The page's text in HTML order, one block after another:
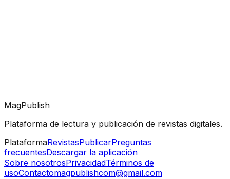
MagPublish
Plataforma de lectura y publicación de revistas digitales.
PlataformaRevistasPublicarPreguntas
frecuentesDescargar la aplicación
Sobre nosotrosPrivacidadTérminos de
usoContactomagpublishcom@gmail.com